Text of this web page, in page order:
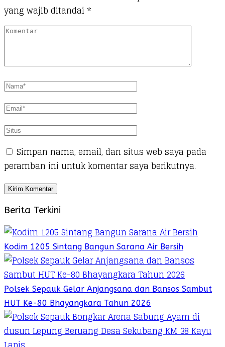
yang wajib ditandai *
Simpan nama, email, dan situs web saya pada
peramban ini untuk komentar saya berikutnya.
Berita Terkini
Kodim 1205 Sintang Bangun Sarana Air Bersih
Polsek Sepauk Gelar Anjangsana dan Bansos Sambut
HUT Ke-80 Bhayangkara Tahun 2026